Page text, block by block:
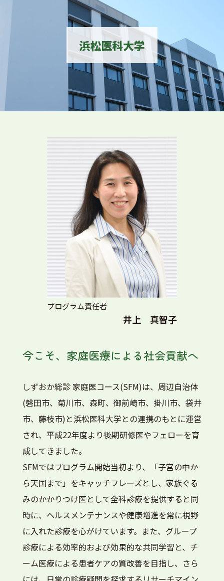
浜松医科大学
プログラム責任者
井上 真智子
今こそ、家庭医療による社会貢献へ
しずおか総診 家庭医コース(SFM)は、周辺自治体
(磐田市、菊川市、森町、御前崎市、掛川市、袋井
市、藤枝市)と浜松医科大学との連携のもとに運営
され、平成22年度より後期研修医やフェローを育
成してきました。
SFMではプログラム開始当初より、「子宮の中か
ら天国まで」をキャッチフレーズとし、家族ぐる
みのかかりつけ医として全科診療を提供すると同
時に、ヘルスメンテナンスや健康増進を常に視野
に入れた診療を心がけています。また、グループ
診療による効率的および効果的な共同学習と、チ
ーム医療による患者ケアの質改善を目指し、さら